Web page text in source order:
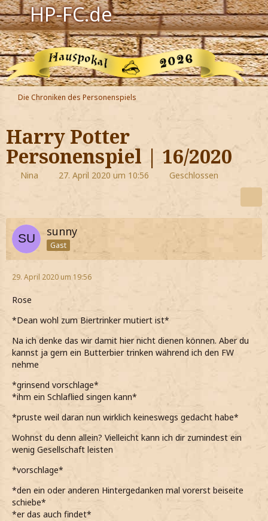
HP-FC.de
Navigation
Harry Potter
Der HP-FC
Hogwarts
Zauberwelt
Willkommen
Jetzt Fanclub-Mitglied werden!
Die Chroniken des Personenspiels
Harry Potter
Personenspiel | 16/2020
Nina 27. April 2020 um 10:56 Geschlossen
sunny
Gast
29. April 2020 um 19:56
Rose
*Dean wohl zum Biertrinker mutiert ist*
Na ich denke das wir damit hier nicht dienen können. Aber du
kannst ja gern ein Butterbier trinken während ich den FW
nehme
*grinsend vorschlage*
*ihm ein Schlaflied singen kann*
*pruste weil daran nun wirklich keineswegs gedacht habe*
Wohnst du denn allein? Vielleicht kann ich dir zumindest ein
wenig Gesellschaft leisten
*vorschlage*
*den ein oder anderen Hintergedanken mal vorerst beiseite
schiebe*
*er das auch findet*